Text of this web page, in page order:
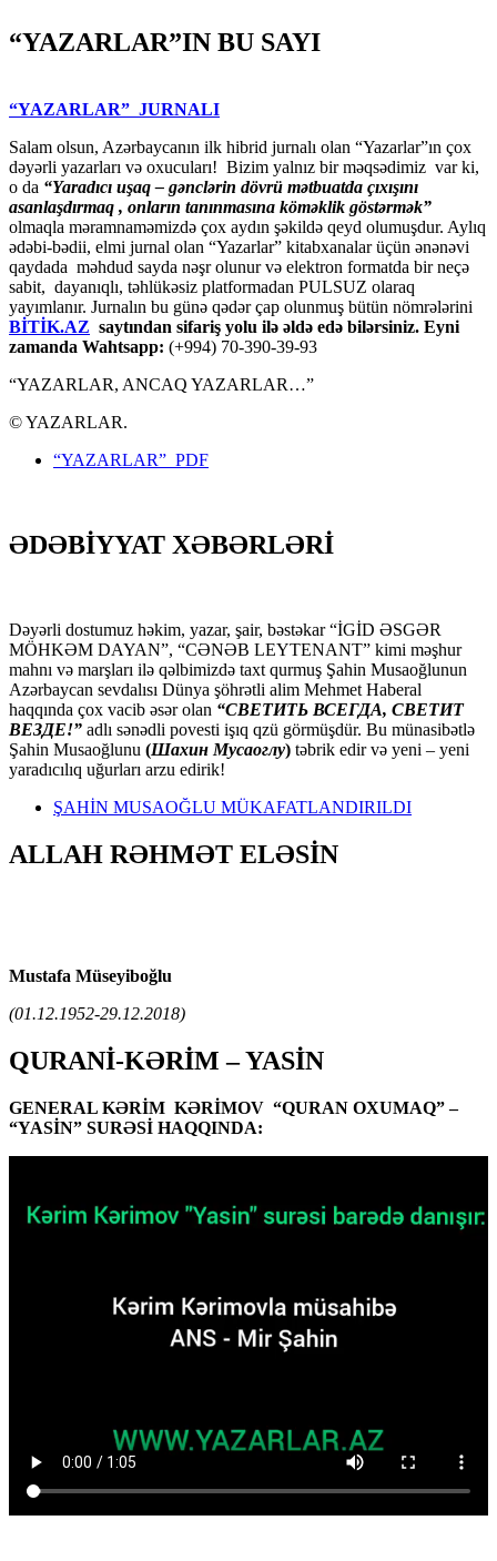
“YAZARLAR”IN BU SAYI
“YAZARLAR” JURNALI
Salam olsun, Azərbaycanın ilk hibrid jurnalı olan “Yazarlar”ın çox
dəyərli yazarları və oxucuları! Bizim yalnız bir məqsədimiz var ki,
o da “Yaradıcı uşaq – gәnclәrin dövrü mәtbuatda çıxışını
asanlaşdırmaq , onların tanınmasına kömәklik göstәrmәk”
olmaqla məramnaməmizdə çox aydın şəkildə qeyd olumuşdur. Aylıq
ədəbi-bədii, elmi jurnal olan “Yazarlar” kitabxanalar üçün ənənəvi
qaydada məhdud sayda nəşr olunur və elektron formatda bir neçə
sabit, dayanıqlı, təhlükəsiz platformadan PULSUZ olaraq
yayımlanır. Jurnalın bu günə qədər çap olunmuş bütün nömrələrini
BİTİK.AZ saytından sifariş yolu ilə əldə edə bilərsiniz. Eyni
zamanda Wahtsapp: (+994) 70-390-39-93
“YAZARLAR, ANCAQ YAZARLAR…”
© YAZARLAR.
“YAZARLAR” PDF
ƏDƏBİYYAT XƏBƏRLƏRİ
Dəyərli dostumuz həkim, yazar, şair, bəstəkar “İGİD ƏSGƏR
MÖHKƏM DAYAN”, “CƏNƏB LEYTENANT” kimi məşhur
mahnı və marşları ilə qəlbimizdə taxt qurmuş Şahin Musaoğlunun
Azərbaycan sevdalısı Dünya şöhrətli alim Mehmet Haberal
haqqında çox vacib əsər olan “СВЕТИТЬ ВСЕГДА, СВЕТИТ
ВЕЗДЕ!” adlı sənədli povesti işıq qzü görmüşdür. Bu münasibətlə
Şahin Musaoğlunu (Шахин Мусаоглу) təbrik edir və yeni – yeni
yaradıcılıq uğurları arzu edirik!
ŞAHİN MUSAOĞLU MÜKAFATLANDIRILDI
ALLAH RƏHMƏT ELƏSİN
Mustafa Müseyiboğlu
(01.12.1952-29.12.2018)
QURANİ-KƏRİM – YASİN
GENERAL KƏRİM KƏRİMOV “QURAN OXUMAQ” –
“YASİN” SURƏSİ HAQQINDA: